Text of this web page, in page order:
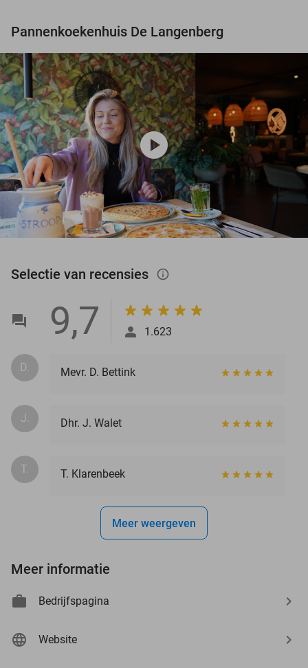
Pannenkoekenhuis De Langenberg
play_circle
Selectie van recensies info_outlined
9,7 1.623
D. Mevr. D. Bettink
J. Dhr. J. Walet
T. T. Klarenbeek
Meer weergeven
Meer informatie
Bedrijfspagina
Website